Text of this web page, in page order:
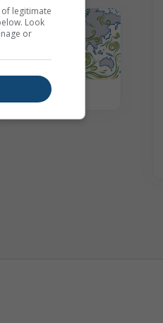
Mapa větru
legitimate
Look
or